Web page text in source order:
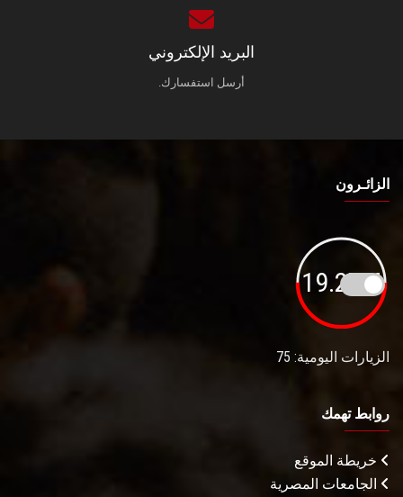
البريد الإلكتروني
أرسل استفسارك.
الزائـرون
19.27M
الزيارات اليومية: 75
روابط تهمك
خريطة الموقع
الجامعات المصرية